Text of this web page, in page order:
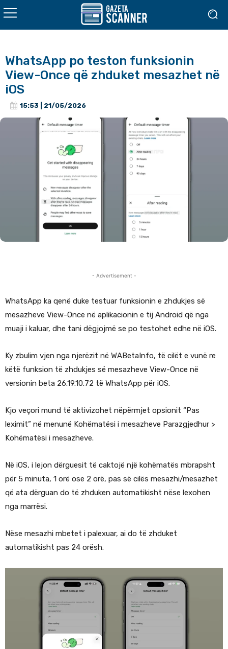
WhatsApp po teston funksionin
View-Once që zhduket mesazhet në
iOS
15:53 | 21/05/2026
- Advertisement -
WhatsApp ka qenë duke testuar funksionin e zhdukjes së
mesazheve View-Once në aplikacionin e tij Android që nga
muaji i kaluar, dhe tani dëgjojmë se po testohet edhe në iOS.
Ky zbulim vjen nga njerëzit në WABetaInfo, të cilët e vunë re
këtë funksion të zhdukjes së mesazheve View-Once në
versionin beta 26.19.10.72 të WhatsApp për iOS.
Kjo veçori mund të aktivizohet nëpërmjet opsionit “Pas
leximit” në menunë Kohëmatësi i mesazheve Parazgjedhur >
Kohëmatësi i mesazheve.
Në iOS, i lejon dërguesit të caktojë një kohëmatës mbrapsht
për 5 minuta, 1 orë ose 2 orë, pas së cilës mesazhi/mesazhet
që ata dërguan do të zhduken automatikisht nëse lexohen
nga marrësi.
Nëse mesazhi mbetet i palexuar, ai do të zhduket
automatikisht pas 24 orësh.